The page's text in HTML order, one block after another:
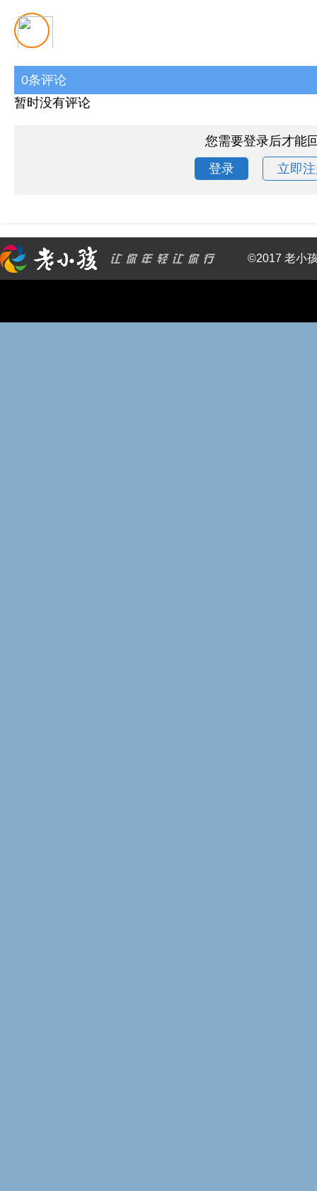
0条评论
暂时没有评论
您需要登录后才能
登录
立即
©2017 老小